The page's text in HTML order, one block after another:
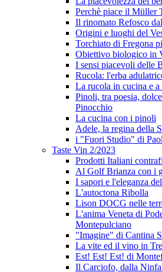
Perchè piace il Müller
Il rinomato Refosco
Origini e luoghi del
Torchiato di Fregona
Obiettivo biologico in
I sensi piacevoli delle
Rucola: l'erba
La rucola in cucina e a
Pinoli, tra poesia,
Pinocchio
La cucina con i pinoli
Adele, la regina della
i "Fuori Studio" di
Taste Vin 2/2023
Prodotti Italiani
Al Golf Brianza con i
I sapori e l'eleganza
L'autoctona Ribolla
Lison DOCG nelle
L'anima Veneta di
Montepulciano
"Imagine" di Cantina
La vite ed il vino in
Est! Est! Est! di
Il Carciofo, dalla